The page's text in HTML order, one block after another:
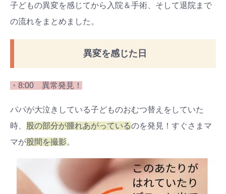
子どもの異変を感じてから入院＆手術、そして退院まで
の流れをまとめました。
異変を感じた日
・8:00 異常発見！
パパが大泣きしている子どものおむつ替えをしていた
時、
股の部分が腫れあがっているのを発見！すぐさまマ
マが股間を撮影。